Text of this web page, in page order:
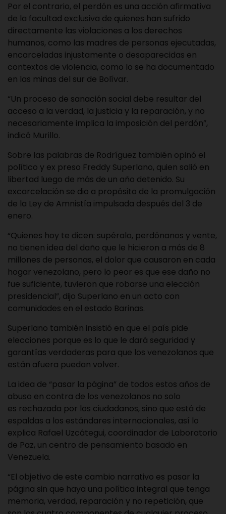
Por el contrario, el perdón es una acción afirmativa
de la facultad exclusiva de quienes han sufrido
directamente las violaciones a los derechos
humanos, como las madres de personas ejecutadas,
encarceladas injustamente o desaparecidas en
contextos de violencia, como lo se ha documentado
en las minas del sur de Bolívar.
“Un proceso de sanación social debe resultar del
acceso a la verdad, la justicia y la reparación, y no
necesariamente implica la imposición del perdón”,
indicó Murillo.
Sobre las palabras de Rodríguez también opinó el
político y ex preso Freddy Superlano, quien salió en
libertad luego de más de un año detenido. Su
excarcelación se dio a propósito de la promulgación
de la Ley de Amnistía impulsada después del 3 de
enero.
“Quienes hoy te dicen: supéralo, perdónanos y vente,
no tienen idea del daño que le hicieron a más de 8
millones de personas, el dolor que causaron en cada
hogar venezolano, pero lo peor es que ese daño no
fue suficiente, tuvieron que robarse una elección
presidencial”, dijo Superlano en un acto con
comunidades en el estado Barinas.
Superlano también insistió en que el país pide
elecciones porque es lo que le dará seguridad y
garantías verdaderas para que los venezolanos que
están afuera puedan volver.
La idea de “pasar la página” de todos estos años de
abuso en contra de los venezolanos no solo
es rechazada por los ciudadanos, sino que está de
espaldas a los estándares internacionales, así lo
explica Rafael Uzcátegui, coordinador de Laboratorio
de Paz, un centro de pensamiento basado en
Venezuela.
“El objetivo de este cambio narrativo es pasar la
página sin que haya una política integral que tenga
memoria, verdad, reparación y no repetición, que